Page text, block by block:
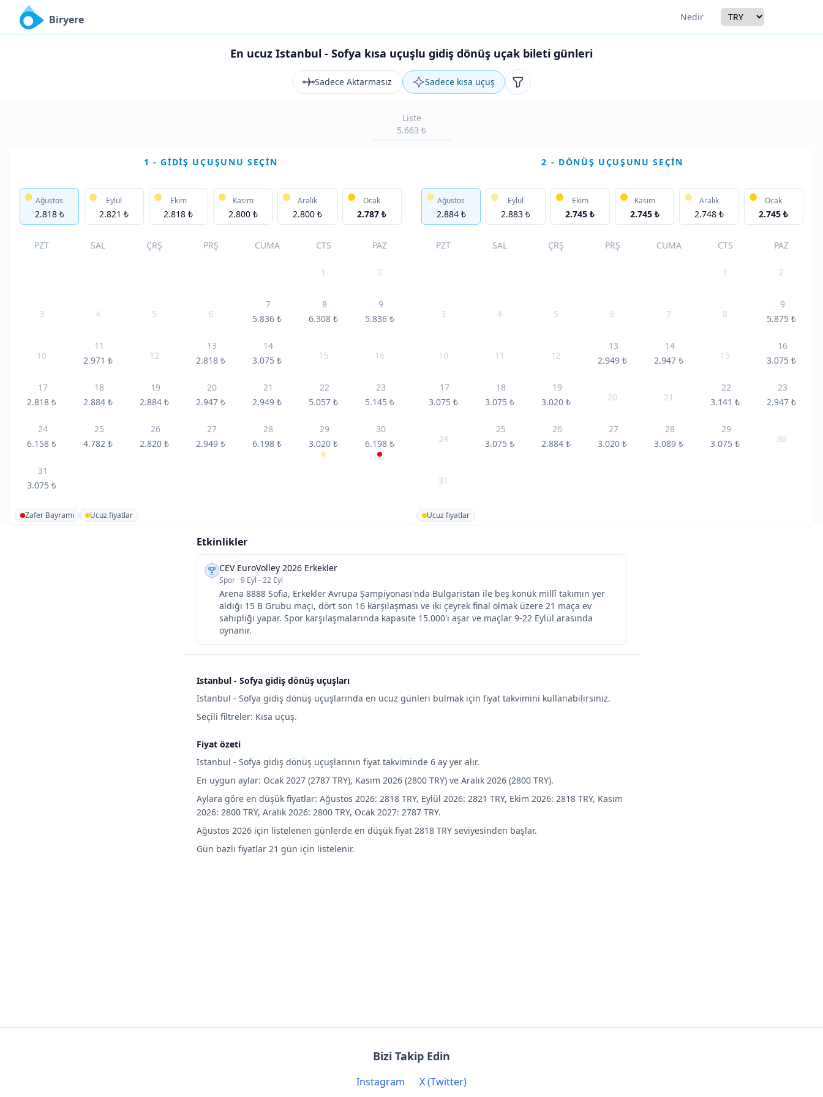
Biryere Nedir Currency
En ucuz Istanbul - Sofya kısa uçuşlu gidiş dönüş uçak bileti günleri
Sadece Aktarmasız Sadece kısa uçuş Filtreler
Liste
5.663 ₺
1 - GIDIŞ UÇUŞUNU SEÇIN
Ağustos
2.818 ₺
Eylül
2.821 ₺
Ekim
2.818 ₺
Kasım
2.800 ₺
Aralık
2.800 ₺
Ocak
2.787 ₺
PZT SAL ÇRŞ PRŞ CUMA CTS PAZ
1 2
3 4 5 6
7
5.836 ₺
8
6.308 ₺
9
5.836 ₺
10
11
2.971 ₺ 12
13
2.818 ₺
14
3.075 ₺ 15 16
17
2.818 ₺
18
2.884 ₺
19
2.884 ₺
20
2.947 ₺
21
2.949 ₺
22
5.057 ₺
23
5.145 ₺
24
6.158 ₺
25
4.782 ₺
26
2.820 ₺
27
2.949 ₺
28
6.198 ₺
29
3.020 ₺
30
6.198 ₺
31
3.075 ₺
Zafer Bayramı Ucuz fiyatlar
2 - DÖNÜŞ UÇUŞUNU SEÇIN
Ağustos
2.884 ₺
Eylül
2.883 ₺
Ekim
2.745 ₺
Kasım
2.745 ₺
Aralık
2.748 ₺
Ocak
2.745 ₺
PZT SAL ÇRŞ PRŞ CUMA CTS PAZ
1 2
3 4 5 6 7 8
9
5.875 ₺
10 11 12
13
2.949 ₺
14
2.947 ₺ 15
16
3.075 ₺
17
3.075 ₺
18
3.075 ₺
19
3.020 ₺ 20 21
22
3.141 ₺
23
2.947 ₺
24
25
3.075 ₺
26
2.884 ₺
27
3.020 ₺
28
3.089 ₺
29
3.075 ₺ 30
31
Ucuz fiyatlar
Etkinlikler
CEV EuroVolley 2026 Erkekler
Spor ·9 Eyl - 22 Eyl
Arena 8888 Sofia, Erkekler Avrupa Şampiyonası'nda Bulgaristan ile beş konuk millî takımın yer
aldığı 15 B Grubu maçı, dört son 16 karşılaşması ve iki çeyrek final olmak üzere 21 maça ev
sahipliği yapar. Spor karşılaşmalarında kapasite 15.000'i aşar ve maçlar 9-22 Eylül arasında
oynanır.
Istanbul - Sofya gidiş dönüş uçuşları
Istanbul - Sofya gidiş dönüş uçuşlarında en ucuz günleri bulmak için fiyat takvimini kullanabilirsiniz.
Seçili filtreler: Kısa uçuş.
Fiyat özeti
Istanbul - Sofya gidiş dönüş uçuşlarının fiyat takviminde 6 ay yer alır.
En uygun aylar: Ocak 2027 (2787 TRY), Kasım 2026 (2800 TRY) ve Aralık 2026 (2800 TRY).
Aylara göre en düşük fiyatlar: Ağustos 2026: 2818 TRY, Eylül 2026: 2821 TRY, Ekim 2026: 2818 TRY, Kasım
2026: 2800 TRY, Aralık 2026: 2800 TRY, Ocak 2027: 2787 TRY.
Ağustos 2026 için listelenen günlerde en düşük fiyat 2818 TRY seviyesinden başlar.
Gün bazlı fiyatlar 21 gün için listelenir.
Bizi Takip Edin
Instagram X (Twitter)